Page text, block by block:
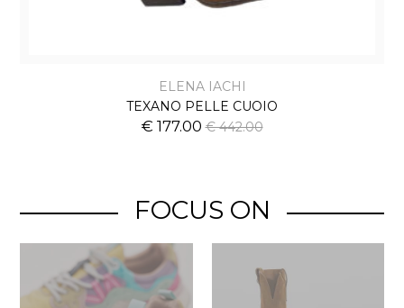
ELENA IACHI
TEXANO PELLE CUOIO
€ 177.00€ 442.00
FOCUS ON